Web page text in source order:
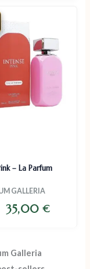
– La Parfum
GALLERIA
35,00€
Galleria